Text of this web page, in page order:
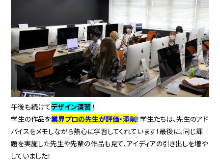
午後も続けてデザイン演習 ！
学生の作品を業界プロの先生が評価・添削！学生たちは、先生のアド
バイスをメモしながら熱心に学習してくれています！最後に、同じ課
題を実施した先生や先輩の作品も見て、アイディアの引き出しを増や
していました！